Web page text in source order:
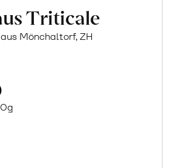
Triticale
Mönchaltorf, ZH